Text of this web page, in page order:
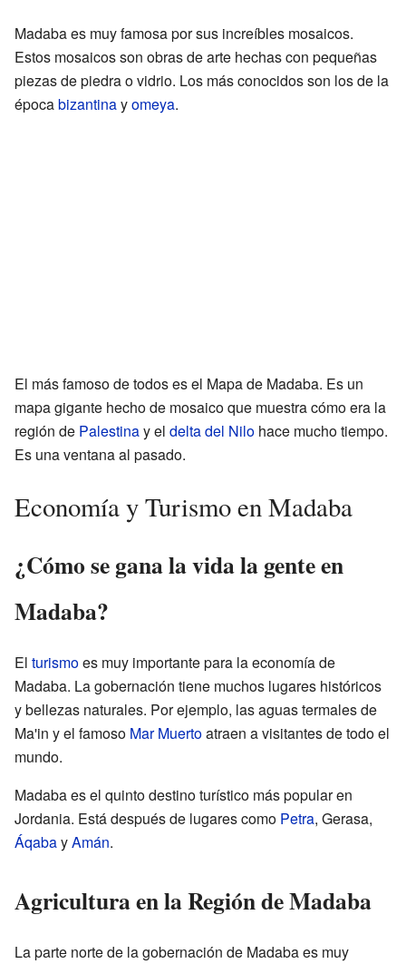
Madaba es muy famosa por sus increíbles mosaicos.
Estos mosaicos son obras de arte hechas con pequeñas
piezas de piedra o vidrio. Los más conocidos son los de la
épocabizantinayomeya.
El más famoso de todos es el Mapa de Madaba. Es un
mapa gigante hecho de mosaico que muestra cómo era la
región de Palestinay el delta del Nilo hace mucho tiempo.
Es una ventana al pasado.
Economía y Turismo en Madaba
¿Cómo se gana la vida la gente en
Madaba?
El turismoes muy importante para la economía de
Madaba. La gobernación tiene muchos lugares históricos
y bellezas naturales. Por ejemplo, las aguas termales de
Ma'in y el famoso Mar Muertoatraen a visitantes de todo el
mundo.
Madaba es el quinto destino turístico más popular en
Jordania. Está después de lugares como Petra, Gerasa,
ÁqabayAmán.
Agricultura en la Región de Madaba
La parte norte de la gobernación de Madaba es muy